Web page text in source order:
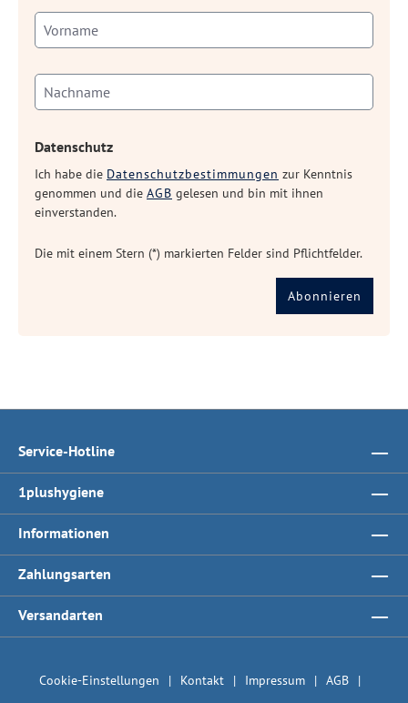
Datenschutz
Ich habe die Datenschutzbestimmungen zur Kenntnis
genommen und die AGB gelesen und bin mit ihnen
einverstanden.
Die mit einem Stern (*) markierten Felder sind Pflichtfelder.
Abonnieren
Service-Hotline
1plushygiene
Informationen
Zahlungsarten
Versandarten
Cookie-Einstellungen Kontakt Impressum
AGB